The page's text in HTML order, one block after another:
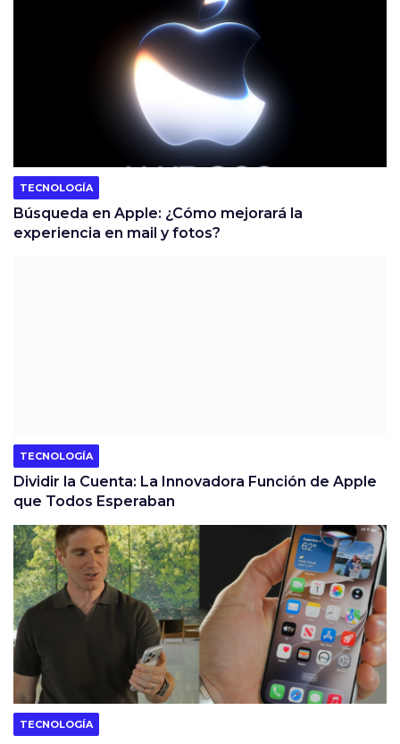
TECNOLOGÍA
Búsqueda en Apple: ¿Cómo mejorará la
experiencia en mail y fotos?
TECNOLOGÍA
Dividir la Cuenta: La Innovadora Función de Apple
que Todos Esperaban
TECNOLOGÍA